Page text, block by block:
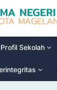
Profil Sekolah